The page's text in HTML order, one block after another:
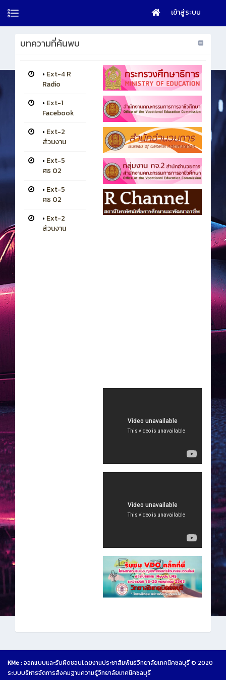
เข้าสู่ระบบ
บทความที่ค้นพบ
• Ext-4 R
Radio
• Ext-1
Facebook
• Ext-2
ส่วนงาน
• Ext-5
ศธ 02
• Ext-5
ศธ 02
• Ext-2
ส่วนงาน
KMe: ออกแบบและรับผิดชอบโดยงานประชาสัมพันธ์วิทยาลัยเทคนิคชลบุรี © 2020
ระบบบริหารจัดการสังคมฐานความรู้วิทยาลัยเทคนิคชลบุรี